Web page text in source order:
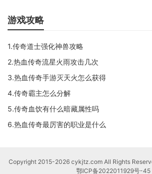
游戏攻略
1.传奇道士强化神兽攻略
2.热血传奇流星火雨攻击几次
3.热血传奇手游灭天火怎么获得
4.传奇霸主怎么分解
5.传奇血饮有什么暗藏属性吗
6.热血传奇最厉害的职业是什么
Copyright 2015-2026 cykjtz.com All Rights
鄂ICP备2022011929号-45